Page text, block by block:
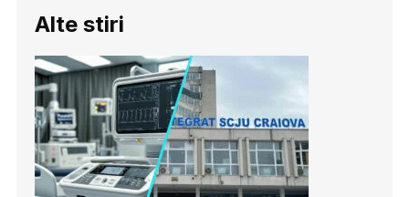
Alte stiri